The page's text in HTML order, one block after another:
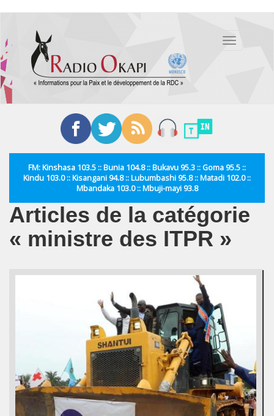
contenu
principal
Toggle
FM: Kinshasa 103.5 :: Bunia 104.8 :: Bukavu 95.3 :: Goma 95.5 ::
Kindu 103.0 :: Kisangani 94.8 :: Lubumbashi 95.8 :: Matadi 102.0 ::
Mbandaka 103.0 :: Mbuji-mayi 93.8
Articles de la catégorie
« ministre des ITPR »